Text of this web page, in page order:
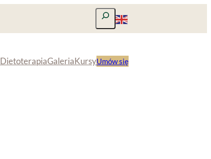
Szukaj
DietoterapiaGaleriaKursyUmów się